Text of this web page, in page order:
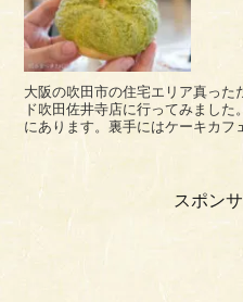
大阪の吹田市の住宅エリア真った
ド吹田佐井寺店に行ってみまし
にあります。裏手にはケーキカ
スポン